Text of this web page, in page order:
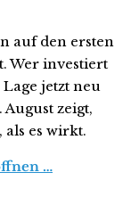
auf den ersten
Wer investiert
jetzt neu
zeigt,
es wirkt.
…